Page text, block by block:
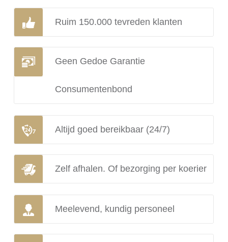
Ruim 150.000 tevreden klanten
Geen Gedoe Garantie
Consumentenbond
Altijd goed bereikbaar (24/7)
Zelf afhalen. Of bezorging per koerier
Meelevend, kundig personeel